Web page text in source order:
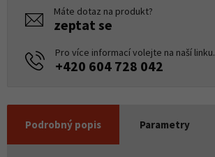
Máte dotaz na produkt?
zeptat se
Pro více informací volejte na naší linku.
+420 604 728 042
Podrobný popis Parametry